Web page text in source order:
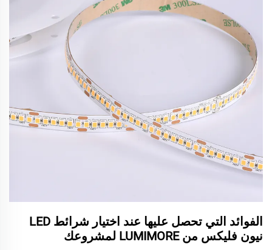
الفوائد التي تحصل عليها عند اختيار شرائط LED
نيون فليكس من LUMIMORE لمشروعك